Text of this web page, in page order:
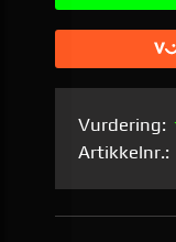
Vurdering:
Artikkelnr.: